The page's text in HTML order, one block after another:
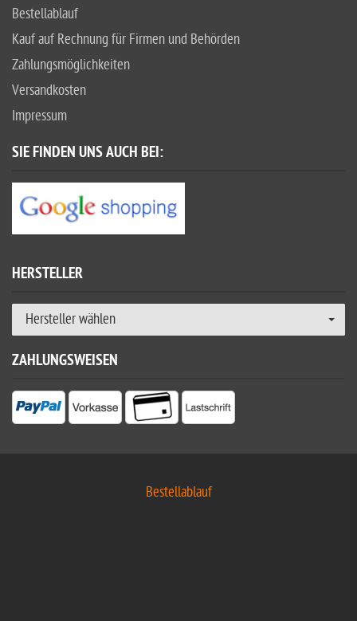
Bestellablauf
Kauf auf Rechnung für Firmen und Behörden
Zahlungsmöglichkeiten
Versandkosten
Impressum
SIE FINDEN UNS AUCH BEI:
HERSTELLER
Hersteller wählen
ZAHLUNGSWEISEN
Bestellablauf